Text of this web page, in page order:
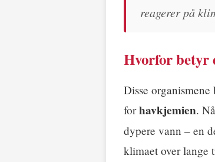
reagerer på
Hvorfor betyr
Disse organismene
forhavkjemien.
dypere vann – en
klimaet over lange